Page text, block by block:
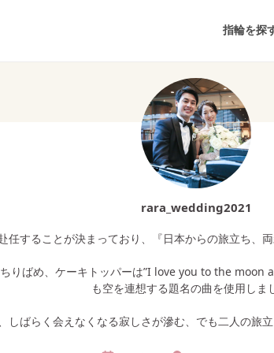
指輪を探
rara_wedding2021
任することが決まっており、『日本からの旅立ち、
りばめ、ケーキトッパーは”I love you to the
も空を連想する題名の曲を使用し
しばらく会えなくなる寂しさが滲む、でも二人の旅